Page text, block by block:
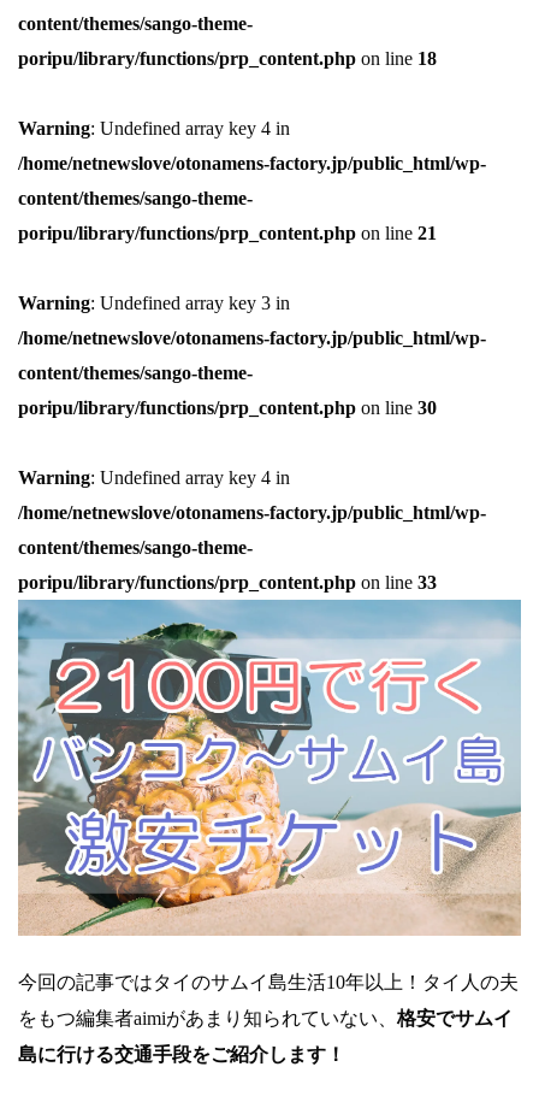
content/themes/sango-theme-
poripu/library/functions/prp_content.php on line 18
Warning: Undefined array key 4 in
/home/netnewslove/otonamens-factory.jp/public_html/wp-
content/themes/sango-theme-
poripu/library/functions/prp_content.php on line 21
Warning: Undefined array key 3 in
/home/netnewslove/otonamens-factory.jp/public_html/wp-
content/themes/sango-theme-
poripu/library/functions/prp_content.php on line 30
Warning: Undefined array key 4 in
/home/netnewslove/otonamens-factory.jp/public_html/wp-
content/themes/sango-theme-
poripu/library/functions/prp_content.php on line 33
今回の記事ではタイのサムイ島生活10年以上！タイ人の夫
をもつ編集者aimiがあまり知られていない、 格安でサムイ
島に行ける交通手段をご紹介します！